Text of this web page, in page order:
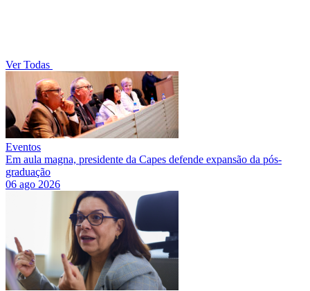
Ver Todas
Eventos
Em aula magna, presidente da Capes defende expansão da pós-
graduação
06 ago 2026